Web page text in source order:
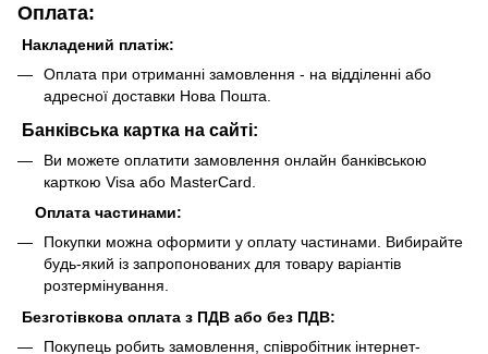
Оплата:
Накладений платіж:
Оплата при отриманні замовлення - на відділенні або
адресної доставки Нова Пошта.
Банківська картка на сайті:
Ви можете оплатити замовлення онлайн банківською
карткою Visa або MasterCard.
Оплата частинами:
Покупки можна оформити у оплату частинами. Вибирайте
будь-який із запропонованих для товару варіантів
розтермінування.
Безготівкова оплата з ПДВ або без ПДВ:
Покупець робить замовлення, співробітник інтернет-